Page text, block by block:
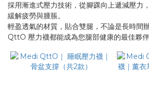
採用漸進式壓力技術，從腳踝向上遞減壓力
緩解疲勞與腫脹。
輕盈透氣的材質，貼合雙腿，不論是長時間
QttO 壓力襪都能成為您腿部健康的最佳夥伴